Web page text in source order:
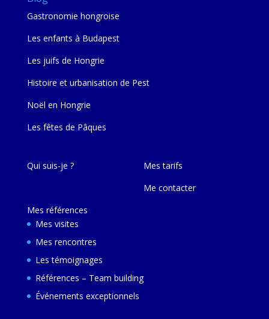
Gastronomie hongroise
Les enfants à Budapest
Les juifs de Hongrie
Histoire et urbanisation de Pest
Noël en Hongrie
Les fêtes de Pâques
Qui suis-je ?
Mes références
Mes visites
Mes rencontres
Les témoignages
Références – Team building
Événements exceptionnels
Mes tarifs
Me contacter